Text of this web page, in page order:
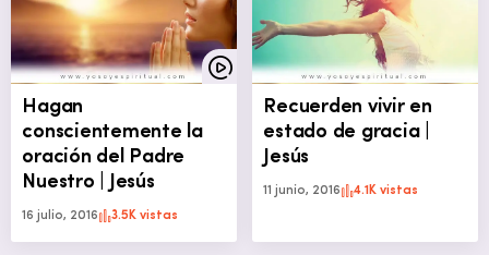
Hagan
conscientemente la
oración del Padre
Nuestro | Jesús
16 julio, 2016 3.5K vistas
Recuerden vivir en
estado de gracia |
Jesús
11 junio, 2016 4.1K vistas